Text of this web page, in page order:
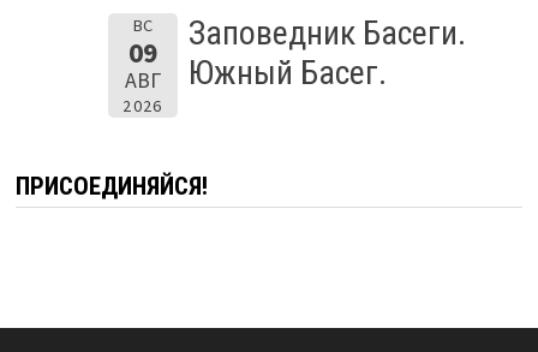
ВС
09
АВГ
2026
Заповедник Басеги.
Южный Басег.
ПРИСОЕДИНЯЙСЯ!